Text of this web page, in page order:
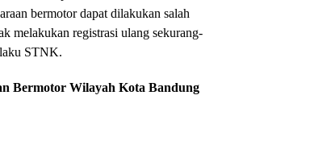
bermotor dapat dilakukan salah
melakukan registrasi ulang sekurang-
STNK.
Bermotor Wilayah Kota Bandung